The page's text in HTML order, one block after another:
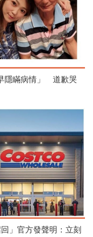
隱瞞病情」 道歉哭
」官方發聲明：立刻